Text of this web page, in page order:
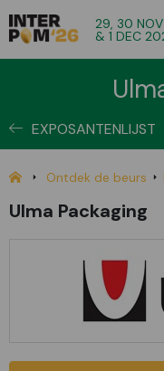
29, 30 NOV
& 1 DEC
EXPOSANTENLIJST
Ontdek de beurs
Ulma Packaging